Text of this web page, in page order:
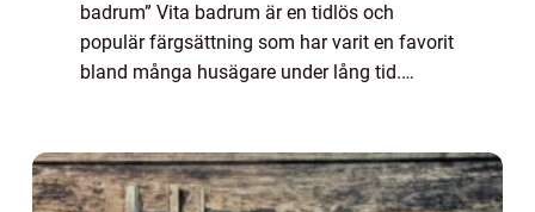
badrum” Vita badrum är en tidlös och
populär färgsättning som har varit en favorit
bland många husägare under lång tid.